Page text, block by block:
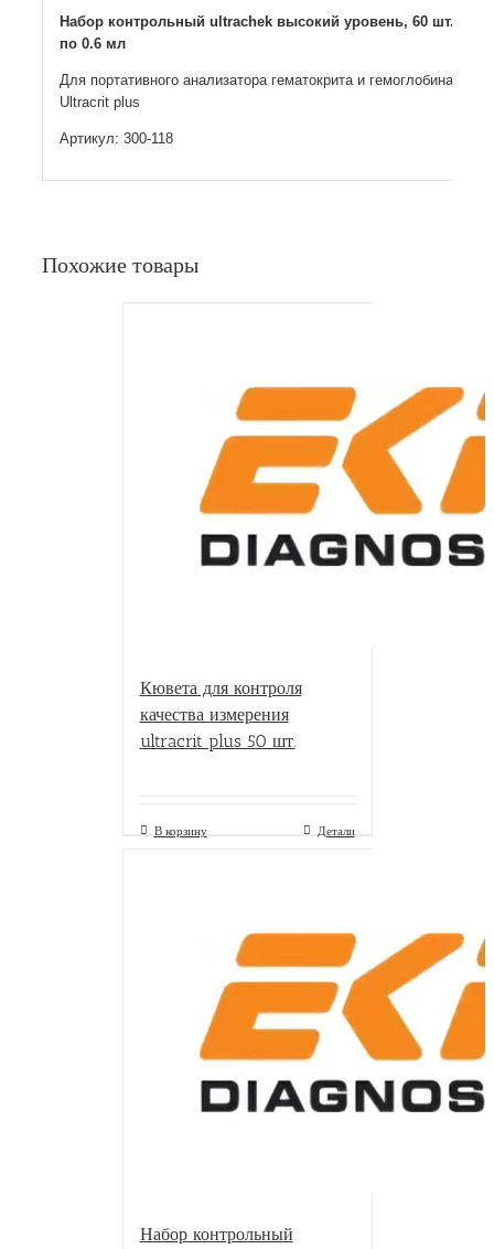
Набор контрольный ultrachek высокий уровень, 60 шт.
по 0.6 мл
Для портативного анализатора гематокрита и гемоглобина
Ultracrit plus
Артикул: 300-118
Похожие товары
Кювета для контроля
качества измерения
ultracrit plus 50 шт.
В корзину Детали
Набор контрольный